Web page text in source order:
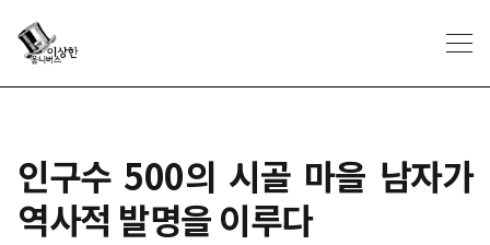
인구수 500의 시골 마을 남자가
역사적 발명을 이루다